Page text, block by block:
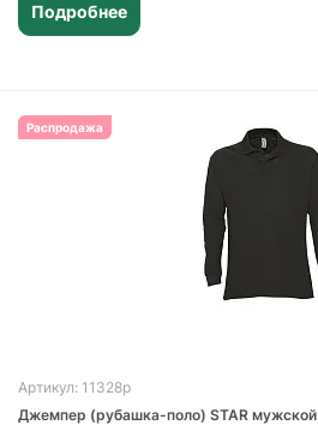
Подробнее
Распродажа
Артикул: 11328p
Джемпер (рубашка-поло) STAR мужской